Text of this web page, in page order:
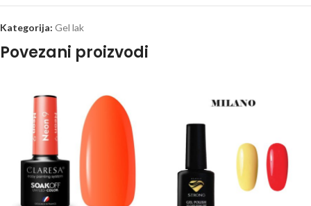
Kategorija: Gel lak
Povezani proizvodi